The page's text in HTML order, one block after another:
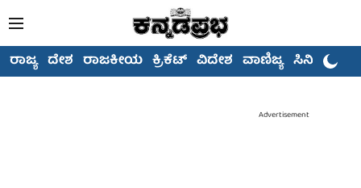
ರಾಜ್ಯ ದೇಶ ರಾಜಕೀಯ ಕ್ರಿಕೆಟ್ ವಿದೇಶ ವಾಣಿಜ್ಯ ಸಿನಿಮಾ
Advertisement